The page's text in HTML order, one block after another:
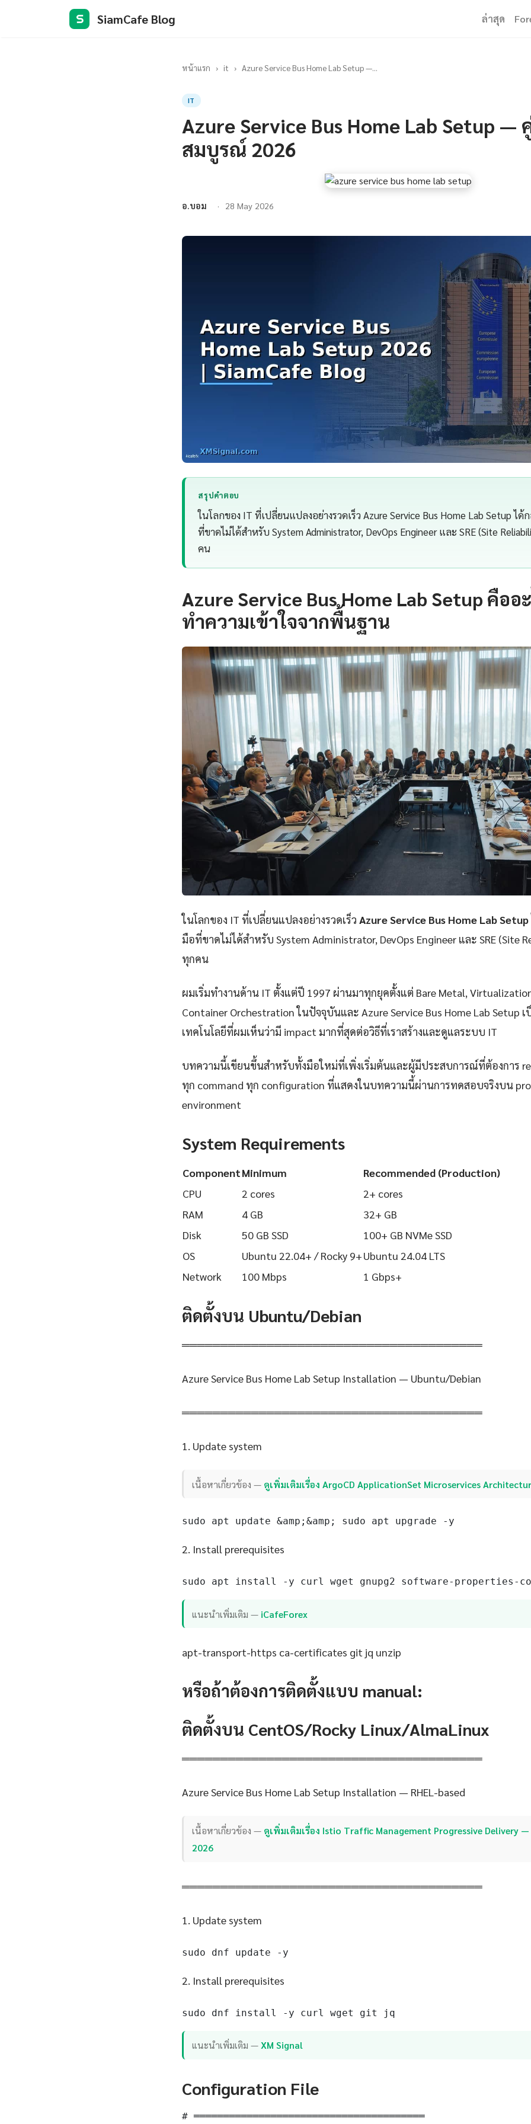
S SiamCafe Blog ล่าสุด
หน้าแรก › it › Azure Service Bus Home Lab Setup —...
IT
Azure Service Bus Home Lab Setup —
สมบูรณ์ 2026
อ.บอม 28 May 2026
สรุปคำตอบ
ในโลกของ IT ที่เปลี่ยนแปลงอย่างรวดเร็ว Azure Service Bus Home Lab Setup ได้
ที่ขาดไม่ได้สำหรับ System Administrator, DevOps Engineer และ SRE (Site
คน
Azure Service Bus Home Lab Setup คืออ
ทำความเข้าใจจากพื้นฐาน
ในโลกของ IT ที่เปลี่ยนแปลงอย่างรวดเร็ว Azure Service Bus Home Lab Setup
มือที่ขาดไม่ได้สำหรับ System Administrator, DevOps Engineer และ SRE (Site
ทุกคน
ผมเริ่มทำงานด้าน IT ตั้งแต่ปี 1997 ผ่านมาทุกยุคตั้งแต่ Bare Metal,
Container Orchestration ในปัจจุบันและ Azure Service Bus Home Lab Setup
เทคโนโลยีที่ผมเห็นว่ามี impact มากที่สุดต่อวิธีที่เราสร้างและดูแลระบบ IT
บทความนี้เขียนขึ้นสำหรับทั้งมือใหม่ที่เพิ่งเริ่มต้นและผู้มีประสบการณ์ที่ต้องการ
ทุก command ทุก configuration ที่แสดงในบทความนี้ผ่านการทดสอบจริงบน
environment
System Requirements
ComponentMinimum
Recommended (Production)
CPU
2 cores
2+ cores
RAM
4 GB
32+ GB
Disk
50 GB SSD
100+ GB NVMe SSD
OS
Ubuntu 22.04+ / Rocky 9+Ubuntu 24.04 LTS
Network
100 Mbps 1 Gbps+
ติดตั้งบน Ubuntu/Debian
═══════════════════════════════════════
Azure Service Bus Home Lab Setup Installation — Ubuntu/Debian
═══════════════════════════════════════
1. Update system
เนื้อหาเกี่ยวข้อง — ดูเพิ่มเติมเรื่อง ArgoCD ApplicationSet Microservices
sudo apt update &amp;&amp; sudo apt upgrade -y
2. Install prerequisites
sudo apt install -y curl wget gnupg2 software-properties-
แนะนำเพิ่มเติม — iCafeForex
apt-transport-https ca-certificates git jq unzip
หรือถ้าต้องการติดตั้งแบบ manual:
ติดตั้งบน CentOS/Rocky Linux/AlmaLinux
═══════════════════════════════════════
Azure Service Bus Home Lab Setup Installation — RHEL-based
เนื้อหาเกี่ยวข้อง — ดูเพิ่มเติมเรื่อง Istio Traffic Management Progressive Delivery
2026
═══════════════════════════════════════
1. Update system
sudo dnf update -y
2. Install prerequisites
sudo dnf install -y curl wget git jq
แนะนำเพิ่มเติม —XM Signal
Configuration File
# ═══════════════════════════════════════